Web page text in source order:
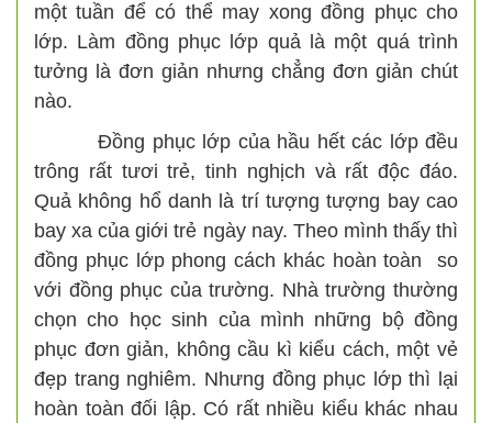
một tuần để có thể may xong đồng phục cho
lớp. Làm đồng phục lớp quả là một quá trình
tưởng là đơn giản nhưng chẳng đơn giản chút
nào.
Đồng phục lớp của hầu hết các lớp đều
trông rất tươi trẻ, tinh nghịch và rất độc đáo.
Quả không hổ danh là trí tượng tượng bay cao
bay xa của giới trẻ ngày nay. Theo mình thấy thì
đồng phục lớp phong cách khác hoàn toàn so
với đồng phục của trường. Nhà trường thường
chọn cho học sinh của mình những bộ đồng
phục đơn giản, không cầu kì kiểu cách, một vẻ
đẹp trang nghiêm. Nhưng đồng phục lớp thì lại
hoàn toàn đối lập. Có rất nhiều kiểu khác nhau